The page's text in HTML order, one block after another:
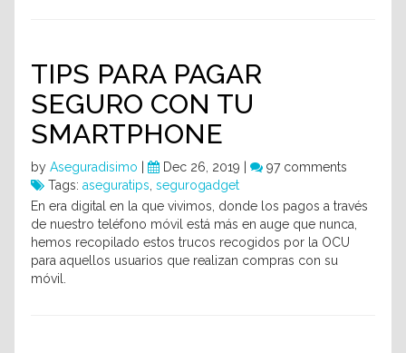
TIPS PARA PAGAR
SEGURO CON TU
SMARTPHONE
by Aseguradisimo Dec 26, 2019 |
97 comments
Tags: aseguratips segurogadget
En era digital en la que vivimos, donde los pagos a través
de nuestro teléfono móvil está más en auge que nunca,
hemos recopilado estos trucos recogidos por la OCU
para aquellos usuarios que realizan compras con su
móvil.